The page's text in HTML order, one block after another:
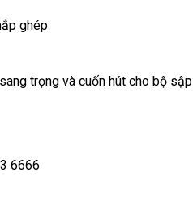
ghép
trọng và cuốn hút cho bộ sập
6666